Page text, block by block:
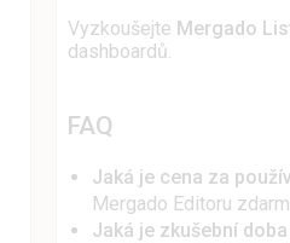
Vyzkoušejte Mergado
dashboardů.
FAQ
Jaká je cena za
Mergado Editoru
Jaká je zkušební